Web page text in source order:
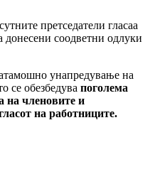
претседатели гласаа
донесени соодветни одлуки
унапредување на
се обезбедува поголема
на членовите и
на работниците.